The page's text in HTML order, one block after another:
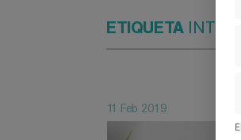
ETIQUETA
11 Feb 2019